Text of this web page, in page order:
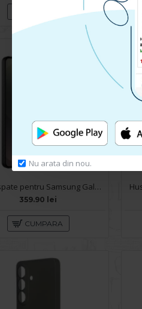
Nu arata din nou.
Husa spate pentru Samsung Galaxy S26 Keephone Kevilar Magsafe - Negru
359.90 lei
CUMPARA